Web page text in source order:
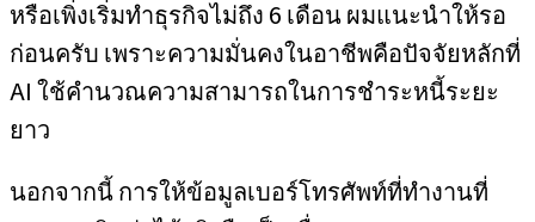
หรือเพิ่งเริ่มทำธุรกิจไม่ถึง 6 เดือน ผมแนะนำให้รอ
ก่อนครับ เพราะความมั่นคงในอาชีพคือปัจจัยหลักที่
AI ใช้คำนวณความสามารถในการชำระหนี้ระยะ
ยาว
นอกจากนี้ การให้ข้อมูลเบอร์โทรศัพท์ที่ทำงานที่